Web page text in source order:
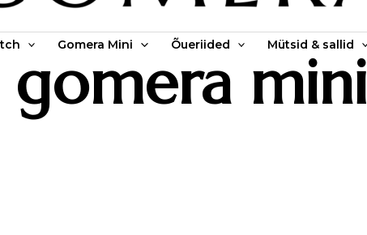
Gomera Mini Õueriided Mütsid & sallid
gomera mini